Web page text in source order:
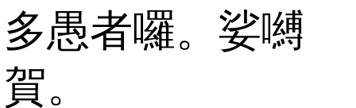
多愚者囉。娑嚩
賀。